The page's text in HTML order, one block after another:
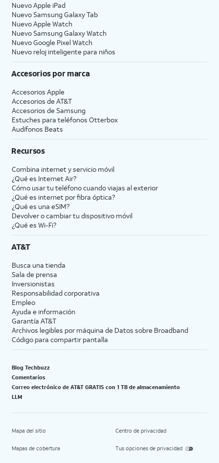
Nuevo Apple iPad
Nuevo Samsung Galaxy Tab
Nuevo Apple Watch
Nuevo Samsung Galaxy Watch
Nuevo Google Pixel Watch
Nuevo reloj inteligente para niños
Accesorios por marca
Accesorios Apple
Accesorios de AT&T
Accesorios de Samsung
Estuches para teléfonos Otterbox
Audífonos Beats
Recursos
Combina internet y servicio móvil
¿Qué es Internet Air?
Cómo usar tu teléfono cuando viajas al exterior
¿Qué es internet por fibra óptica?
¿Qué es una eSIM?
Devolver o cambiar tu dispositivo móvil
¿Qué es Wi-Fi?
AT&T
Busca una tienda
Sala de prensa
Inversionistas
Responsabilidad corporativa
Empleo
Ayuda e información
Garantía AT&T
Archivos legibles por máquina de Datos sobre Broadband
Código para compartir pantalla
Blog Techbuzz
Comentarios
Correo electrónico de AT&T GRATIS con 1 TB de almacenamiento
LLM
Mapa del sitio
Mapas de cobertura
Centro de privacidad
Tus opciones de privacidad